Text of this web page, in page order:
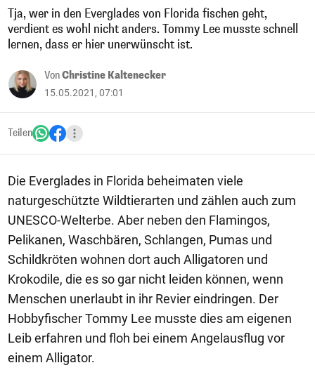
Tja, wer in den Everglades von Florida fischen geht,
verdient es wohl nicht anders. Tommy Lee musste schnell
lernen, dass er hier unerwünscht ist.
VonChristine Kaltenecker
15.05.2021, 07:01
Teilen
Die Everglades in Florida beheimaten viele
naturgeschützte Wildtierarten und zählen auch zum
UNESCO-Welterbe. Aber neben den Flamingos,
Pelikanen, Waschbären, Schlangen, Pumas und
Schildkröten wohnen dort auch Alligatoren und
Krokodile, die es so gar nicht leiden können, wenn
Menschen unerlaubt in ihr Revier eindringen. Der
Hobbyfischer Tommy Lee musste dies am eigenen
Leib erfahren und floh bei einem Angelausflug vor
einem Alligator.
1/7